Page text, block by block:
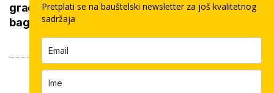
gradilište: Kupače ne smeta, brćkaju se ispred
bagera
Pretplati se na bauštelski newsletter za još kvalitetnog
sadržaja